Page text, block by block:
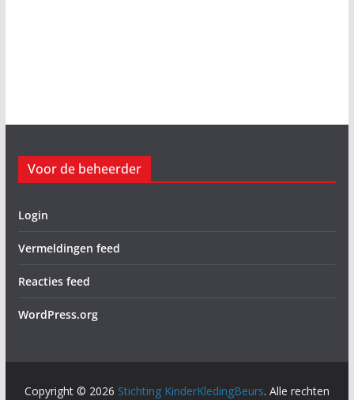
Voor de beheerder
Login
Vermeldingen feed
Reacties feed
WordPress.org
Copyright © 2026 Stichting KinderKledingBeurs. Alle rechten